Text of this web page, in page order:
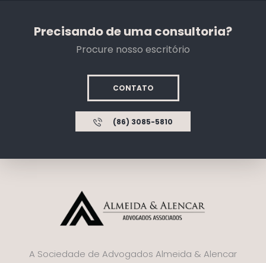
Precisando de uma consultoria?
Procure nosso escritório
CONTATO
(86) 3085-5810
A Sociedade de Advogados Almeida & Alencar